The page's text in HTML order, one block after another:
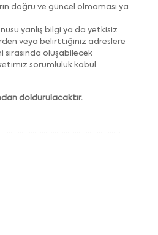
doğru ve güncel olmaması ya
yanlış bilgi ya da yetkisiz
veya belirttiğiniz adreslere
sırasında oluşabilecek
sorumluluk kabul
doldurulacaktır.